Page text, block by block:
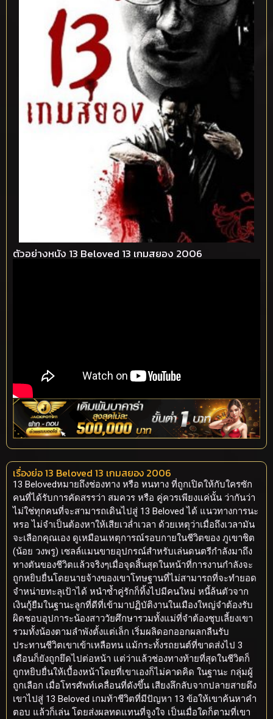
ตัวอย่างหนัง 13 Beloved 13 เกมสยอง 2006
เรื่องย่อ 13 Beloved 13 เกมสยอง 2006
13 Belovedหมายถึงช่องทาง หรือ หนทาง ที่ถูกเปิดให้กับใครซัก
คนที่ได้รับการคัดสรรว่า สมควร หรือ คู่ควรเพียงแค่นั้น ว่ากันว่า
ไม่ใช่ทุกคนที่จะสามารถเดินไปสู่ 13 Beloved ได้ แนวทางการนะ
หรอ ไม่จำเป็นต้องหาให้เสียเวล่ำเวลา ด้วยเหตุว่าเมื่อถึงเวลามัน
จะเลือกคุณเอง ดูเหมือนเหตุการณ์รอบกายในชีวิตของ ภูเขาชิต
(น้อย วงพรู) เซลล์แมนขายอุปกรณ์สำหรับเล่นดนตรีกำลังมาถึง
ทางตันของชีวิตแล้วจริงๆเมื่อจุดสิ้นสุดในหน้าที่การงานกำลังจะ
ถูกหยิบยื่นโดยนายจ้างของเขาโทษฐานที่ไม่สามารถที่จะทำยอด
จำหน่ายทะลุเป้าได้ หนำซ้ำคู่รักก็ทิ้งไปมีคนใหม่ หนี้ล้นตัวจาก
เงินกู้ยืมในฐานะลูกที่ดีที่เข้ามาปฏิบัติงานในเมืองใหญ่จำต้องรับ
ผิดชอบอุปการะน้องสาววัยศึกษารวมทั้งแม่ที่จำต้องชุบเลี้ยงเขา
รวมทั้งน้องตามลำพังตั้งแต่เล็ก เริ่มผลิดอกออกผลกลืนรับ
ประทานชีวิตเขาเข้าเหลือทน แม้กระทั้งรถยนต์ที่ขาดส่งไป 3
เดือนก็ยังถูกยึดไปต่อหน้า แต่ว่าแล้วช่องทางท้ายที่สุดในชีวิตก็
ถูกหยิบยื่นให้เบื้องหน้าโดยที่เขาเองก็ไม่คาดคิด ในฐานะ กลุ่มผู้
ถูกเลือก เมื่อโทรศัพท์เคลื่อนที่ดังขึ้น เสียงลึกลับจากปลายสายดึง
เขาไปสู่ 13 Beloved เกมท้าชีวิตที่มีปัญหา 13 ข้อให้เขาค้นหาคำ
ตอบ แล้วก็เล่น โดยส่งผลทดแทนที่จูงใจ เป็นเมื่อใดก็ตามที่เขา